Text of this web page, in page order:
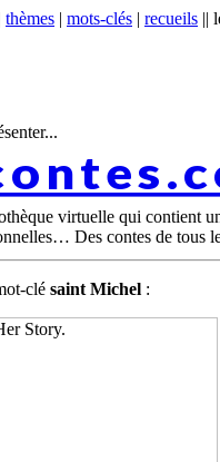
thèmes | mots-clés | recueils ||
virtuelle qui contient
Des contes de
clé saint Michel :